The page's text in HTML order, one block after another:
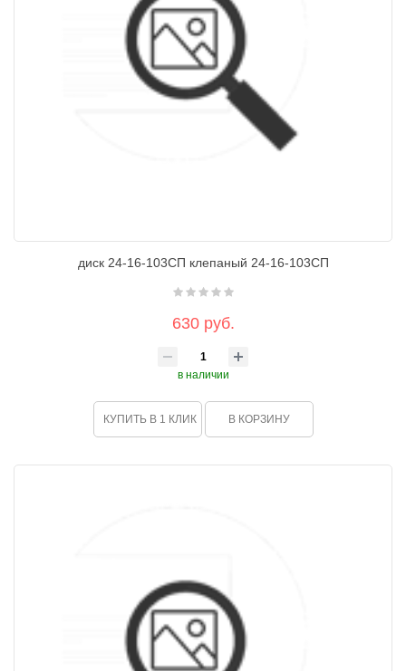
диск 24-16-103СП клепаный 24-16-103СП
630 руб.
в наличии
КУПИТЬ В 1 КЛИК В КОРЗИНУ